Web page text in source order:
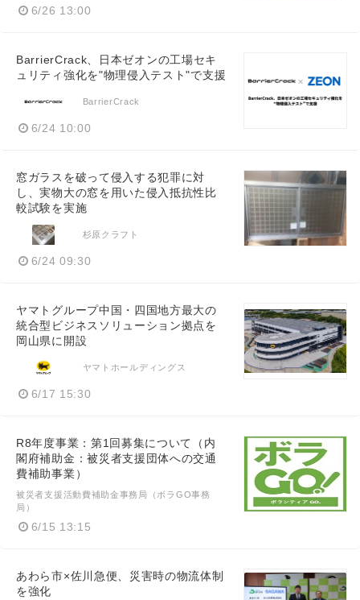
6/26 13:00
BarrierCrack、日本ゼオンの工場セキ
ュリティ強化を"物理侵入テスト"で支援
BarrierCrack
6/24 10:00
窓ガラスを破って侵入する犯罪に対
し、実物大の窓を用いた侵入抵抗性比
較試験を実施
杉原クラフト
6/24 09:30
ヤマトグループ中国・四国地方最大の
統合型ビジネスソリューション拠点を
岡山県に開設
ヤマトホールディングス
6/17 15:30
R8年度事業：第1回募集について（内
閣府補助金：被災者支援団体への交通
費補助事業）
被災者支援活動費補助金事務局（ボラGO事務
局）
6/15 13:15
あわら市×佐川急便、災害時の物流体制
を強化